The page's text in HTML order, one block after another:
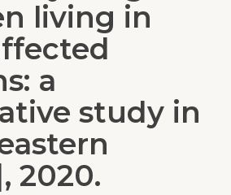
living in
a
study in
2020.